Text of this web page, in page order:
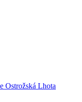
Ostrožská Lhota